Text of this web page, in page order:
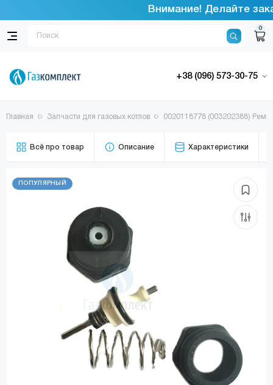
Внимание! Делайте
0
+38 (096) 573-30-75
Главная Запчасти для газовых котлов 0020118778 (003202388)
Всё про товар Описание Характеристики
ПОПУЛЯРНЫЙ